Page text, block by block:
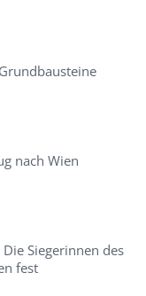
nach Wien
Siegerinnen des
fest